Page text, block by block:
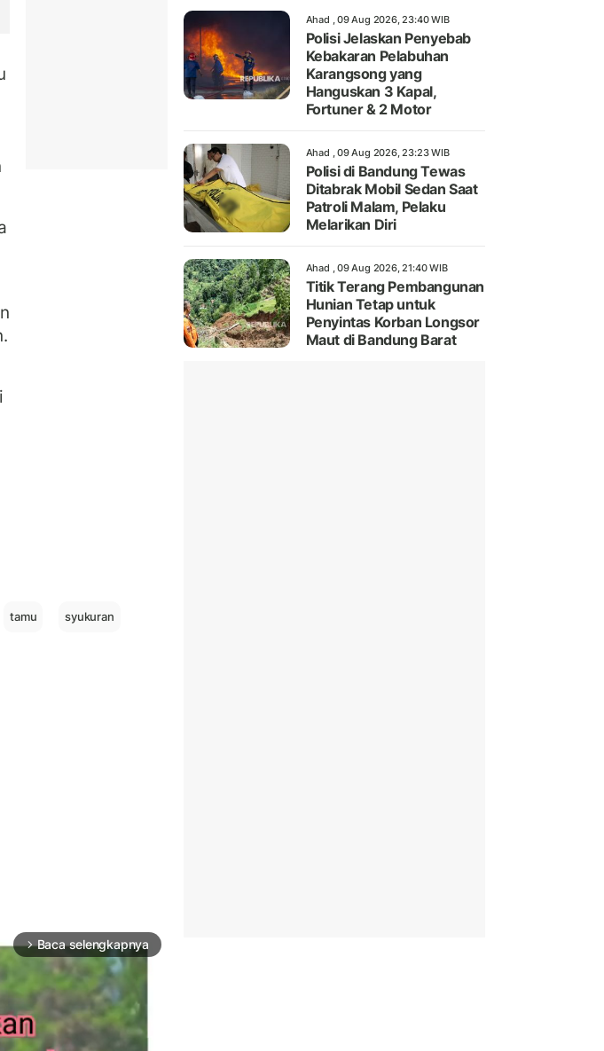
tamu syukuran
arrow_forward_ios Baca selengkapnya
Ahad , 09 Aug 2026, 23:40 WIB
Polisi Jelaskan Penyebab
Kebakaran Pelabuhan
Karangsong yang
Hanguskan 3 Kapal,
Fortuner & 2 Motor
Ahad , 09 Aug 2026, 23:23 WIB
Polisi di Bandung Tewas
Ditabrak Mobil Sedan Saat
Patroli Malam, Pelaku
Melarikan Diri
Ahad , 09 Aug 2026, 21:40 WIB
Titik Terang Pembangunan
Hunian Tetap untuk
Penyintas Korban Longsor
Maut di Bandung Barat